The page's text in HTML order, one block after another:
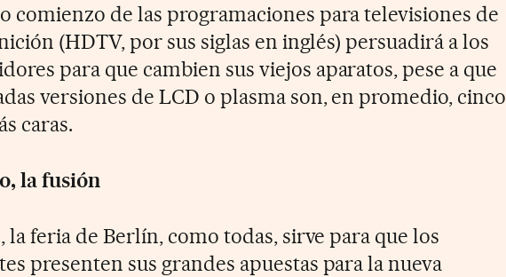
comienzo de las programaciones para televisiones de
(HDTV, por sus siglas en inglés) persuadirá a los
para que cambien sus viejos aparatos, pese a que
versiones de LCD o plasma son, en promedio, cinco
caras.
la fusión
la feria de Berlín, como todas, sirve para que los
presenten sus grandes apuestas para la nueva